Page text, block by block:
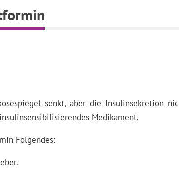
senkt, aber die Insulinsekretion
Medikament.
Folgendes: